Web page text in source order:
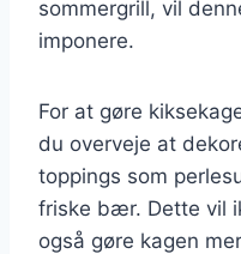
sommergrill, vil
imponere.
For at gøre
du overveje at
toppings som
friske bær. Dette vil
også gøre kagen